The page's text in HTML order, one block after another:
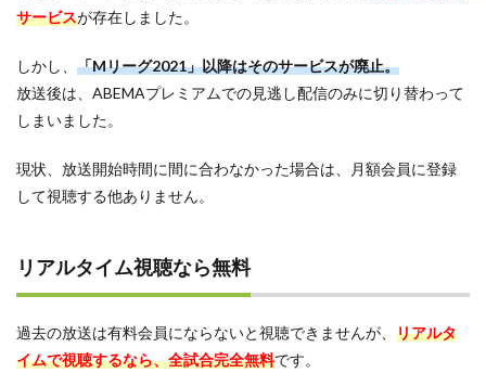
サービスが存在しました。
しかし、 「Mリーグ2021」以降はそのサービスが廃止。
放送後は、ABEMAプレミアムでの見逃し配信のみに切り替わって
しまいました。
現状、放送開始時間に間に合わなかった場合は、月額会員に登録
して視聴する他ありません。
リアルタイム視聴なら無料
過去の放送は有料会員にならないと視聴できませんが、 リアルタ
イムで視聴するなら、全試合完全無料です。